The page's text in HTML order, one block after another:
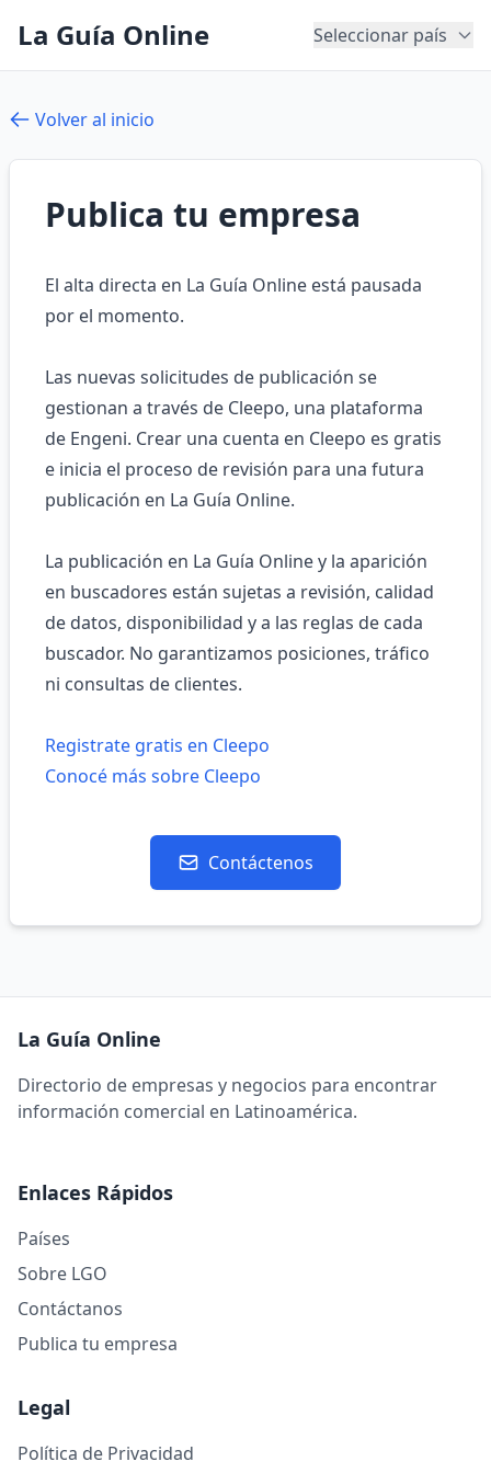
La Guía Online Seleccionar país
Volver al inicio
Publica tu empresa
El alta directa en La Guía Online está pausada
por el momento.
Las nuevas solicitudes de publicación se
gestionan a través de Cleepo, una plataforma
de Engeni. Crear una cuenta en Cleepo es gratis
e inicia el proceso de revisión para una futura
publicación en La Guía Online.
La publicación en La Guía Online y la aparición
en buscadores están sujetas a revisión, calidad
de datos, disponibilidad y a las reglas de cada
buscador. No garantizamos posiciones, tráfico
ni consultas de clientes.
Registrate gratis en Cleepo
Conocé más sobre Cleepo
Contáctenos
La Guía Online
Directorio de empresas y negocios para encontrar
información comercial en Latinoamérica.
Enlaces Rápidos
Países
Sobre LGO
Contáctanos
Publica tu empresa
Legal
Política de Privacidad